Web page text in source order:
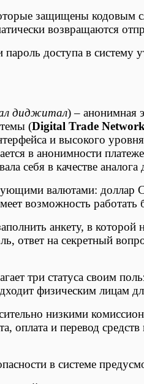
защищены кодовым
возвращаются
доступа в систему
диджитал) – анонимная
(Digital Trade
и высокого
в анонимности
себя в качестве
валютами:
возможность
анкету, в
ответ на секретный
три статуса своим
физическим лицам
низкими
оплата и перевод
в системе